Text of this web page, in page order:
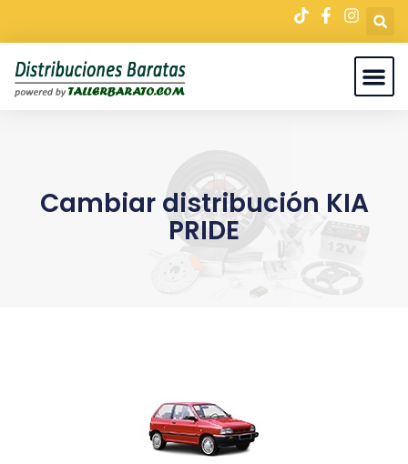
Cambiar distribución KIA
PRIDE